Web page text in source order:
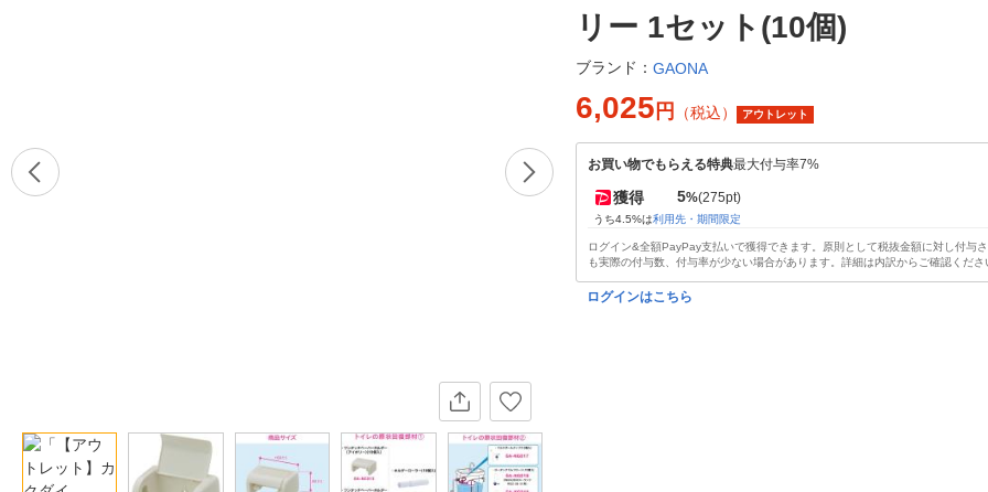
リー 1セット(10個)
ブランド： GAONA
6,025 円 （税込） アウトレット
お買い物でもらえる特典最大付与率7%
獲得 5%(275pt)
うち4.5%は利用先・期間限定
ログイン&全額PayPay支払いで獲得できます。原則として税抜金額に対し付与
も実際の付与数、付与率が少ない場合があります。詳細は内訳からご確認くださ
ログインはこちら